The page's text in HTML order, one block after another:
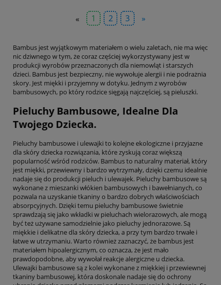
« 1 2 3 »
Bambus jest wyjątkowym materiałem o wielu zaletach, nie ma więc
nic dziwnego w tym, że coraz częściej wykorzystywany jest w
produkcji wyrobów przeznaczonych dla niemowląt i starszych
dzieci. Bambus jest bezpieczny, nie wywołuje alergii i nie podrażnia
skory. Jest miękki i przyjemny w dotyku. Jednym z wyrobów
bambusowych, po który rodzice sięgają najczęściej, są pieluszki.
Pieluchy Bambusowe, Idealne Dla
Twojego Dziecka.
Pieluchy bambusowe i ulewajki to kolejne ekologiczne i przyjazne
dla skóry dziecka rozwiązania, które zyskują coraz większą
popularność wśród rodziców. Bambus to naturalny materiał, który
jest miękki, przewiewny i bardzo wytrzymały, dzięki czemu idealnie
nadaje się do produkcji pieluch i ulewajek. Pieluchy bambusowe są
wykonane z mieszanki włókien bambusowych i bawełnianych, co
pozwala na uzyskanie tkaniny o bardzo dobrych właściwościach
absorpcyjnych. Dzięki temu pieluchy bambusowe świetnie
sprawdzają się jako wkładki w pieluchach wielorazowych, ale mogą
być też używane samodzielnie jako pieluchy jednorazowe. Są
miękkie i delikatne dla skóry dziecka, a przy tym bardzo trwałe i
łatwe w utrzymaniu. Warto również zaznaczyć, że bambus jest
materiałem hipoalergicznym, co oznacza, że jest mało
prawdopodobne, aby wywołał reakcje alergiczne u dziecka.
Ulewajki bambusowe są z kolei wykonane z miękkiej i przewiewnej
tkaniny bambusowej, która doskonale nadaje się do ochrony